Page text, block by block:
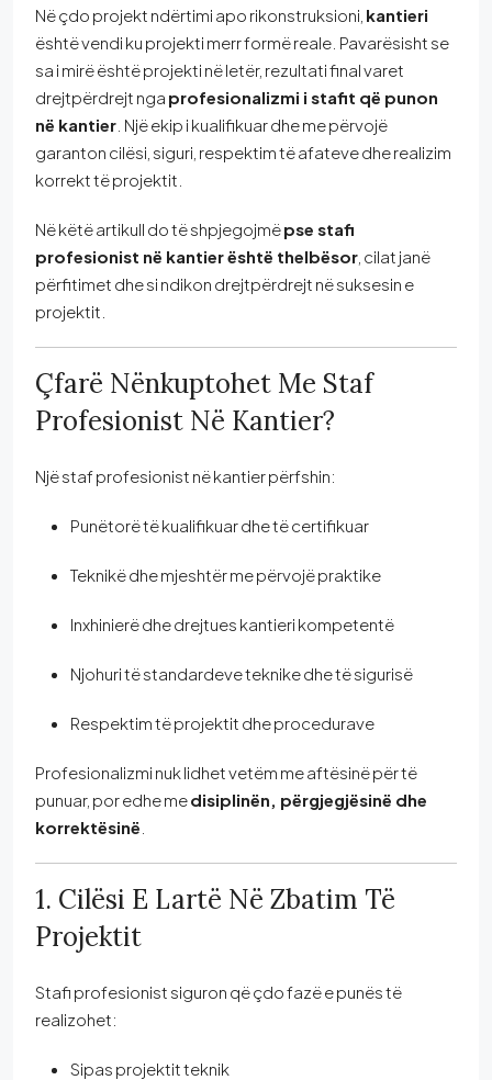
Në çdo projekt ndërtimi apo rikonstruksioni, kantieri
është vendi ku projekti merr formë reale. Pavarësisht se
sa i mirë është projekti në letër, rezultati final varet
drejtpërdrejt nga profesionalizmi i stafit që punon
në kantier . Një ekip i kualifikuar dhe me përvojë
garanton cilësi, siguri, respektim të afateve dhe realizim
korrekt të projektit.
Në këtë artikull do të shpjegojmëpse stafi
profesionist në kantier është thelbësor , cilat janë
përfitimet dhe si ndikon drejtpërdrejt në suksesin e
projektit.
Çfarë Nënkuptohet Me Staf
Profesionist Në Kantier?
Një staf profesionist në kantier përfshin:
Punëtorë të kualifikuar dhe të certifikuar
Teknikë dhe mjeshtër me përvojë praktike
Inxhinierë dhe drejtues kantieri kompetentë
Njohuri të standardeve teknike dhe të sigurisë
Respektim të projektit dhe procedurave
Profesionalizmi nuk lidhet vetëm me aftësinë për të
punuar, por edhe medisiplinën, përgjegjësinë dhe
korrektësinë
1. Cilësi E Lartë Në Zbatim Të
Projektit
Stafi profesionist siguron që çdo fazë e punës të
realizohet:
Sipas projektit teknik